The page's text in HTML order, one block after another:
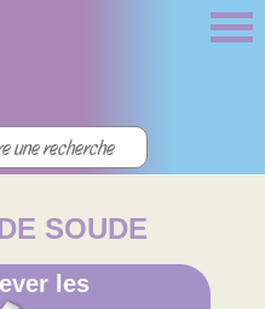
SOUDE
les